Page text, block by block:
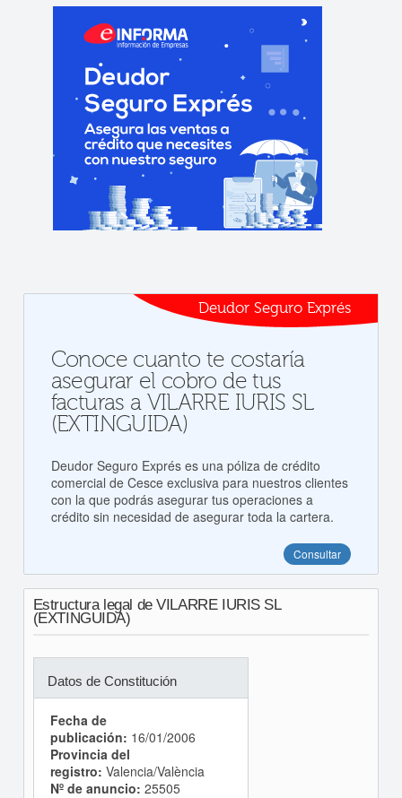
Deudor Seguro Exprés
Conoce cuanto te costaría
asegurar el cobro de tus
facturas a VILARRE IURIS SL
(EXTINGUIDA)
Deudor Seguro Exprés es una póliza de crédito
comercial de Cesce exclusiva para nuestros clientes
con la que podrás asegurar tus operaciones a
crédito sin necesidad de asegurar toda la cartera.
Consultar
Estructura legal de VILARRE IURIS SL
(EXTINGUIDA)
Datos de Constitución
Fecha de
publicación: 16/01/2006
Provincia del
registro: Valencia/València
Nº de anuncio: 25505